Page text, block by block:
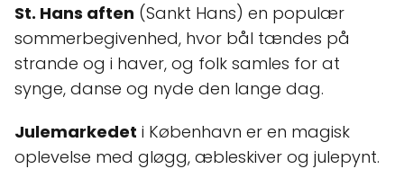
St. Hans aften (Sankt Hans) en populær
sommerbegivenhed, hvor bål tændes på
strande og i haver, og folk samles for at
synge, danse og nyde den lange dag.
Julemarkedet i København er en magisk
oplevelse med gløgg, æbleskiver og julepynt.